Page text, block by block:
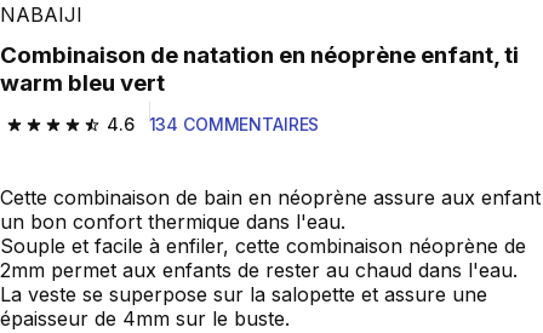
NABAIJI
Combinaison de natation en néoprène enfant, ti
warm bleu vert
4.6
4.6 out of 5 stars from 134 reviews
134 COMMENTAIRES
Cette combinaison de bain en néoprène assure aux enfant
un bon confort thermique dans l'eau.
Souple et facile à enfiler, cette combinaison néoprène de
2mm permet aux enfants de rester au chaud dans l'eau.
La veste se superpose sur la salopette et assure une
épaisseur de 4mm sur le buste.